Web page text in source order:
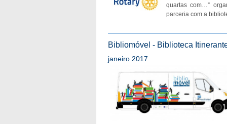
quartas com…”
parceria com a
Bibliomóvel - Biblioteca
janeiro 2017